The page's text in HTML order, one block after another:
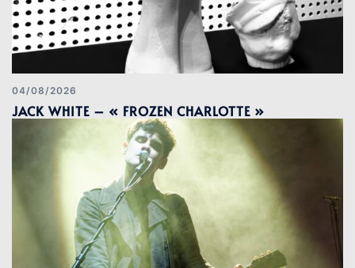
04/08/2026
JACK WHITE – « FROZEN CHARLOTTE »